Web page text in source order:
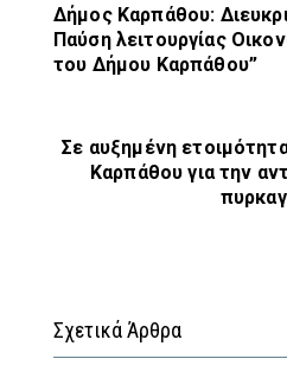
Δήμος Καρπάθου:
Παύση λειτουργίας
του Δήμου Καρπάθου”
Σε αυξημένη
Καρπάθου για την
Σχετικά Άρθρα